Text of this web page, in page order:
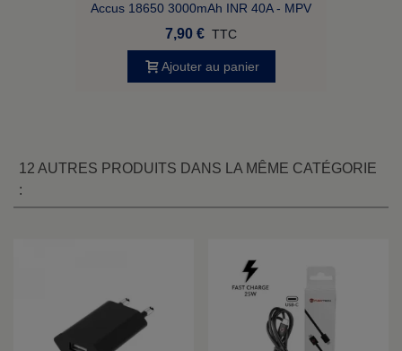
Accus 18650 3000mAh INR 40A - MPV
7,90 € TTC
Ajouter au panier
12 AUTRES PRODUITS DANS LA MÊME CATÉGORIE
: